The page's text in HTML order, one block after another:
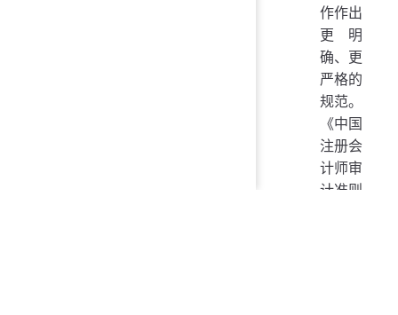
作作出
更明
确、更
严格的
规范。
《中国
注册会
计师审
计准则